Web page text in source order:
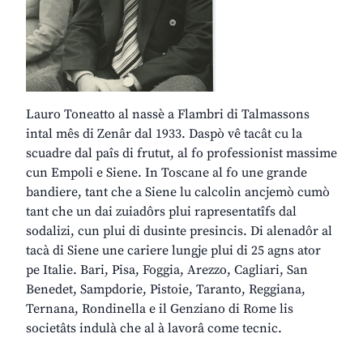
Lauro Toneatto al nassè a Flambri di Talmassons
intal mês di Zenâr dal 1933. Daspò vê tacât cu la
scuadre dal paîs di frutut, al fo professionist massime
cun Empoli e Siene. In Toscane al fo une grande
bandiere, tant che a Siene lu calcolin ancjemò cumò
tant che un dai zuiadôrs plui rapresentatîfs dal
sodalizi, cun plui di dusinte presincis. Di alenadôr al
tacà di Siene une cariere lungje plui di 25 agns ator
pe Italie. Bari, Pisa, Foggia, Arezzo, Cagliari, San
Benedet, Sampdorie, Pistoie, Taranto, Reggiana,
Ternana, Rondinella e il Genziano di Rome lis
societâts indulà che al à lavorâ come tecnic.